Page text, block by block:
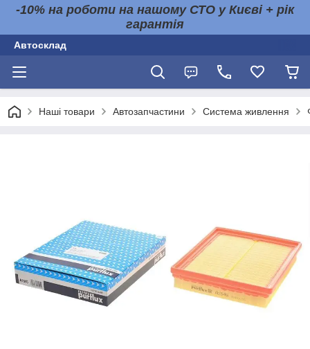
-10% на роботи на нашому СТО у Києві + рік
гарантія
Автосклад
Наші товари Автозапчастини Система живлення